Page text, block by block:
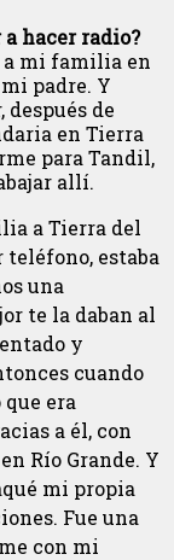
hacer radio?
mi familia en
padre. Y
de
en Tierra
para Tandil,
allí.
a Tierra del
teléfono, estaba
una
te la daban al
y
cuando
era
a él, con
Río Grande. Y
mi propia
Fue una
con mi